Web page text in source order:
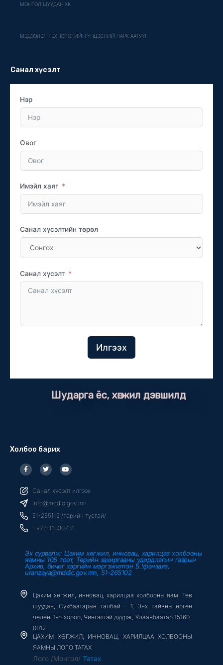
МОНГОЛ ШУУДАН ХК
МЭДЭЭЛЭЛ ТЕХНОЛОГИЙН ҮНДЭСНИЙ ПАРК ААТУҮГ
Санал хүсэлт
Нэр
Овог
Имэйл хаяг
Санал хүсэлтийн төрөл
Санал хүсэлт
Илгээх
Шударга ёс, хөгжил дэвшилд
Холбоо барих
F
a
c
b
o
o
k
f
T
w
i
t
r
Y
o
u
u
e
Санал хүсэлт илгээх
info@mddic.gov.mn
51-265115 /төрийн тусгай/
+976-11330781
Эх сурвалж: Цахим хөгжил, инновац, харилцаа холбооны
яамны 105 тоот, Төрийн захиргааны удирдлагын газрын
Архив, бичиг хэргийн мэргэжилтэн Б.Уранзаяа,
uranzaya@mddic.gov.mn, 51-265102
Цахим хөгжил, инновац, харилцаа холбооны яам, Төв
шуудан, Сүхбаатарын талбай - 1, Энх тайвны өргөн
чөлөө, 1-р хороо, Чингэлтэй дүүрэг, Улаанбаатар 15160-
0012
ЦАХИМ ХӨГЖИЛ, ИННОВАЦ, ХАРИЛЦАА ХОЛБООНЫ
ЯАМНЫ ЛОГО ТАТАХ
Лого /Монгол/ Татах